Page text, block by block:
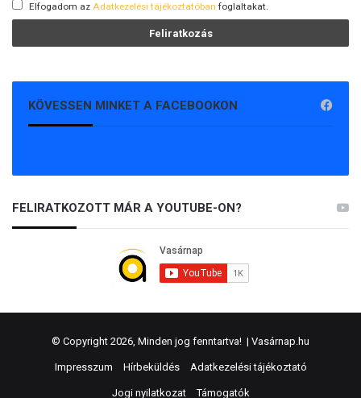
Elfogadom az Adatkezelési tájékoztatóban foglaltakat.
KÖVESSEN MINKET A FACEBOOKON
FELIRATKOZOTT MÁR A YOUTUBE-ON?
© Copyright 2026, Minden jog fenntartva! | Vasárnap.hu
Impresszum Hírbeküldés Adatkezelési tájékoztató
Jogi nyilatkozat Támogatók